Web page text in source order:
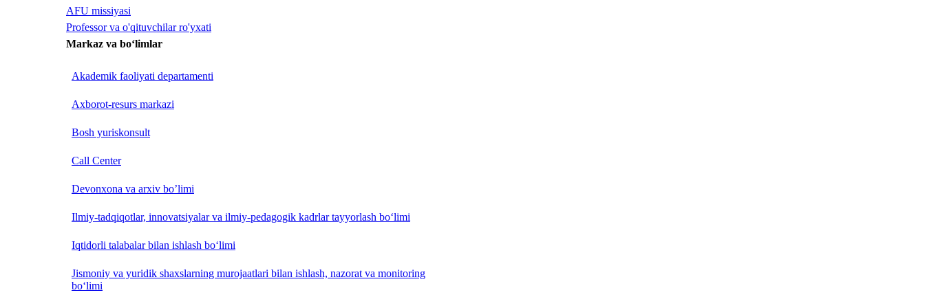
AFU missiyasi
Professor va o'qituvchilar ro'yxati
Markaz va bo‘limlar
Akademik faoliyati departamenti
Axborot-resurs markazi
Bosh yuriskonsult
Call Center
Devonxona va arxiv bo’limi
Ilmiy-tadqiqotlar, innovatsiyalar va ilmiy-pedagogik kadrlar tayyorlash bo‘limi
Iqtidorli talabalar bilan ishlash bo‘limi
Jismoniy va yuridik shaxslarning murojaatlari bilan ishlash, nazorat va monitoring
bo‘limi